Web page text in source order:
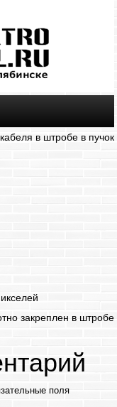
в штробе в пучок
закреплен в штробе
поля